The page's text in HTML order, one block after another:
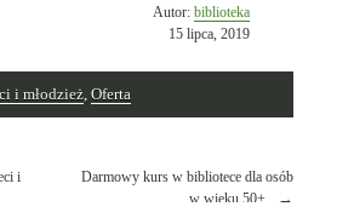
Autor:bibliotekaOpublikowano
w
15 lipca, 2019
i młodzież Oferta
i
Darmowy kurs w bibliotece dla osób
w wieku 50+